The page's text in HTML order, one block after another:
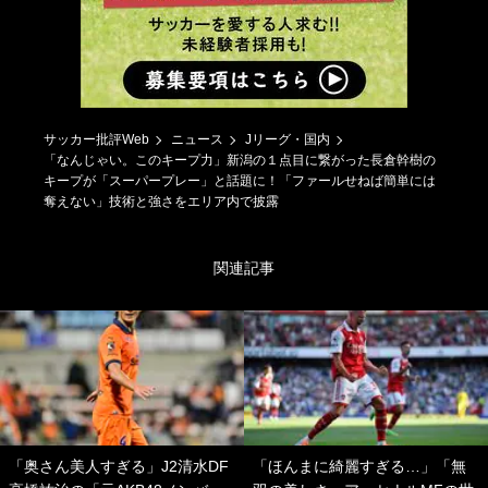
サッカー批評Web ニュース
Jリーグ・国内
「なんじゃい。このキープ力」新潟の１点目に繋がった長倉幹樹の
キープが「スーパープレー」と話題に！「ファールせねば簡単には
奪えない」技術と強さをエリア内で披露
関連記事
「奥さん美人すぎる」J2清水DF
「ほんまに綺麗すぎる…」「無